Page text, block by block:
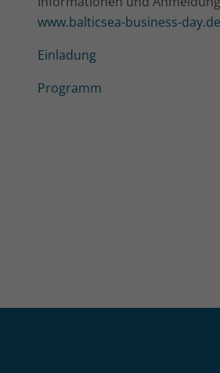
www.balticsea-business-day.de
Einladung
Programm